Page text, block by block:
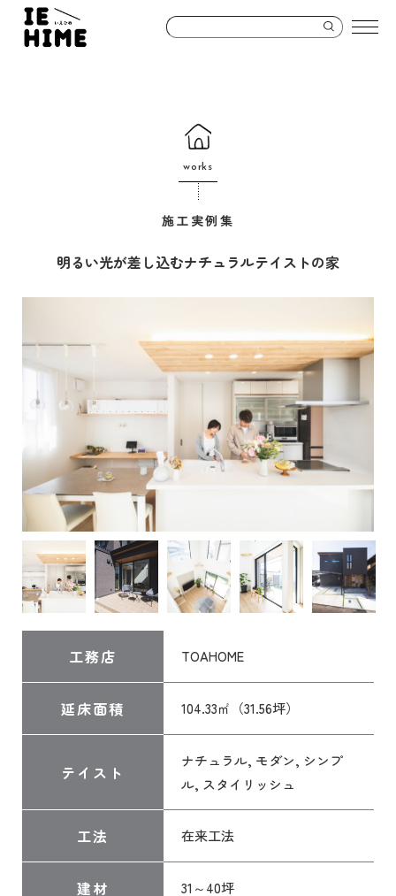
works
施工実例集
明るい光が差し込むナチュラルテイストの家
工務店 TOAHOME
延床面積 104.33㎡（31.56坪）
テイスト
ナチュラル, モダン, シンプ
ル, スタイリッシュ
工法 在来工法
建材 31～40坪